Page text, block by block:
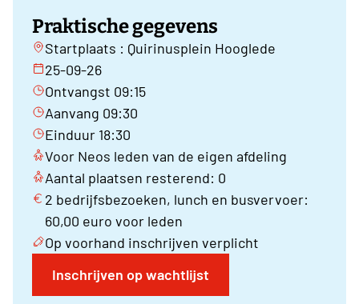
Praktische gegevens
Startplaats : Quirinusplein Hooglede
25-09-26
Ontvangst 09:15
Aanvang 09:30
Einduur 18:30
Voor Neos leden van de eigen afdeling
Aantal plaatsen resterend: 0
2 bedrijfsbezoeken, lunch en busvervoer:
60,00 euro voor leden
Op voorhand inschrijven verplicht
Inschrijven op wachtlijst